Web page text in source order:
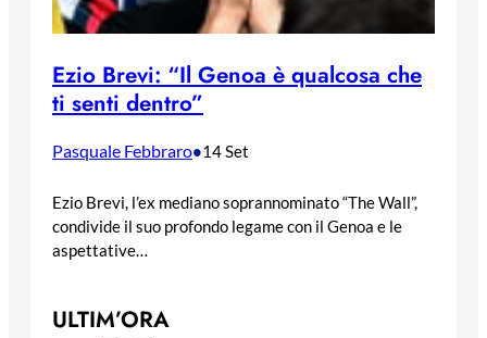
Ezio Brevi: “Il Genoa è qualcosa che
ti senti dentro”
Pasquale Febbraro•14 Set
Ezio Brevi, l’ex mediano soprannominato “The Wall”,
condivide il suo profondo legame con il Genoa e le
aspettative…
ULTIM’ORA